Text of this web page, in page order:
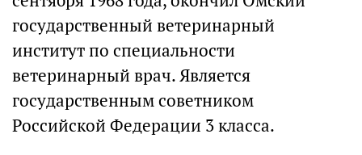
государственный ветеринарный
институт по специальности
ветеринарный врач. Является
государственным советником
Российской Федерации 3 класса.